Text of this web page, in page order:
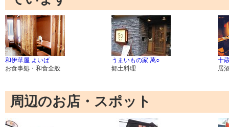
和伊華屋 よいば
お食事処・和食全般
うまいもの家 萬○
郷土料理
十
居
周辺のお店・スポット